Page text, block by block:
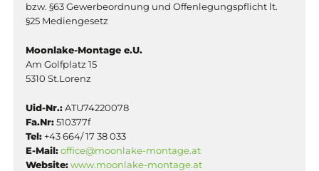
bzw. §63 Gewerbeordnung und Offenlegungspflicht lt.
§25 Mediengesetz
Moonlake-Montage e.U.
Am Golfplatz 15
5310 St.Lorenz
Uid-Nr.:ATU74220078
Fa.Nr:510377f
Tel:+43 664/ 17 38 033
E-Mail: office@moonlake-montage.at
Website: www.moonlake-montage.at